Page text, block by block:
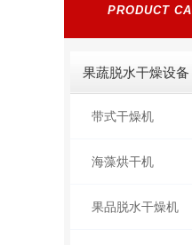
PRODUCT
果蔬脱水干燥设备
带式干燥机
海藻烘干机
果品脱水干燥机